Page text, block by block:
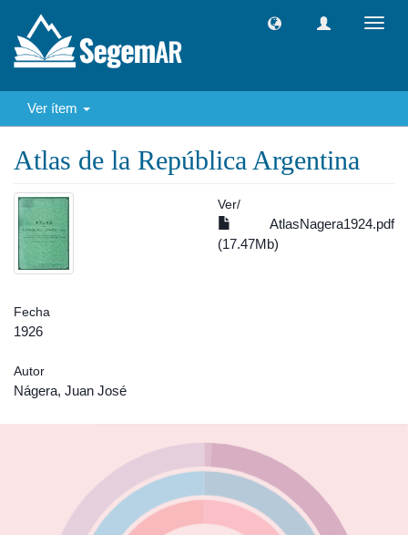
Ver ítem
Atlas de la República Argentina
Ver/
AtlasNagera1924.pdf
(17.47Mb)
Fecha
1926
Autor
Nágera, Juan José